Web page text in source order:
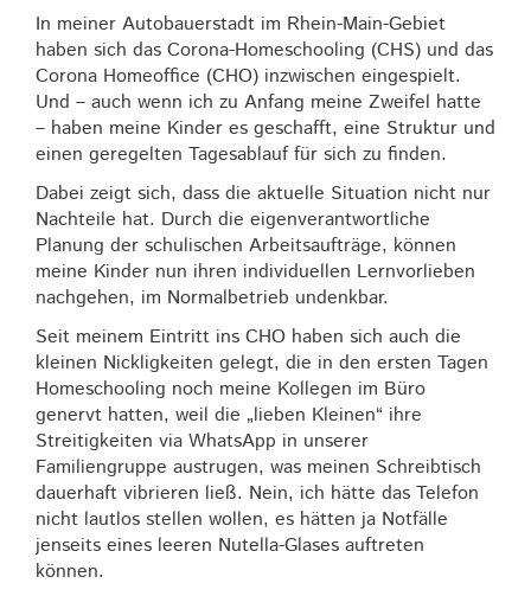
In meiner Autobauerstadt im Rhein-Main-Gebiet
haben sich das Corona-Homeschooling (CHS) und das
Corona Homeoffice (CHO) inzwischen eingespielt.
Und – auch wenn ich zu Anfang meine Zweifel hatte
– haben meine Kinder es geschafft, eine Struktur und
einen geregelten Tagesablauf für sich zu finden.
Dabei zeigt sich, dass die aktuelle Situation nicht nur
Nachteile hat. Durch die eigenverantwortliche
Planung der schulischen Arbeitsaufträge, können
meine Kinder nun ihren individuellen Lernvorlieben
nachgehen, im Normalbetrieb undenkbar.
Seit meinem Eintritt ins CHO haben sich auch die
kleinen Nickligkeiten gelegt, die in den ersten Tagen
Homeschooling noch meine Kollegen im Büro
genervt hatten, weil die „lieben Kleinen“ ihre
Streitigkeiten via WhatsApp in unserer
Familiengruppe austrugen, was meinen Schreibtisch
dauerhaft vibrieren ließ. Nein, ich hätte das Telefon
nicht lautlos stellen wollen, es hätten ja Notfälle
jenseits eines leeren Nutella-Glases auftreten
können.